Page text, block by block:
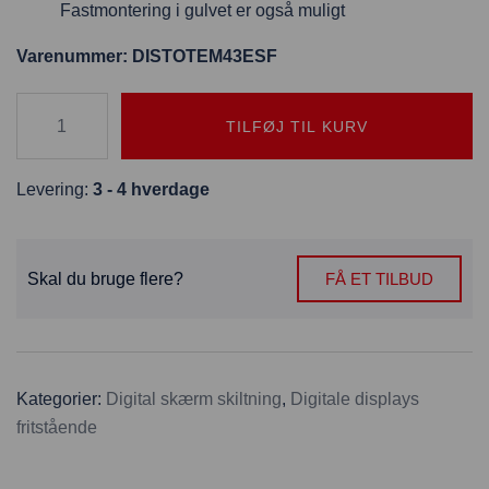
Fastmontering i gulvet er også muligt
Varenummer: DISTOTEM43ESF
TILFØJ TIL KURV
Levering: 3 - 4 hverdage
Skal du bruge flere? FÅ ET TILBUD
Kategorier: Digital skærm skiltning, Digitale displays
fritstående